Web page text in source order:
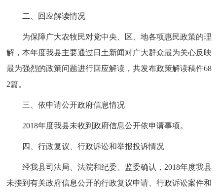
二、回应解读情况
为保障广大农牧民对党中央、区、地各项惠民政策的理
解，本年度我县主要通过日土新闻对广大群众最为关心反映
最为强烈的政策问题进行回应解读，共发布政策解读稿件68
2篇。
三、依申请公开政府信息情况
2018年度我县未收到政府信息公开依申请事项。
四、行政复议、行政诉讼和举报投诉情况
经我县司法局、法院和纪委、监委确认，2018年度我县
未接到有关政府信息公开的行政复议申请、行政诉讼案件和